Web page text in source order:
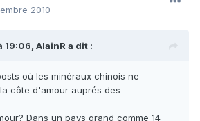
2010
19:06, AlainR a dit :
où les minéraux chinois ne
côte d'amour auprés des
Dans un pays grand comme 14